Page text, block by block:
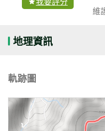
維
地理資訊
軌跡圖